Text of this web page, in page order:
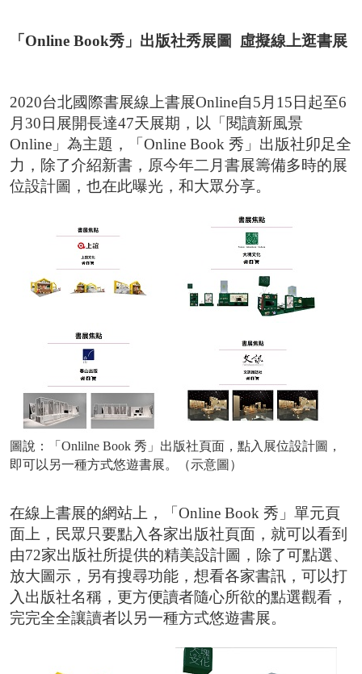
「Online Book秀」出版社秀展圖 虛擬線上逛書展
2020台北國際書展線上書展Online自5月15日起至6
月30日展開長達47天展期，以「閱讀新風景
Online」為主題，「Online Book 秀」出版社卯足全
力，除了介紹新書，原今年二月書展籌備多時的展
位設計圖，也在此曝光，和大眾分享。
圖說：「Onlilne Book 秀」出版社頁面，點入展位設計圖，
即可以另一種方式悠遊書展。（示意圖）
在線上書展的網站上，「Online Book 秀」單元頁
面上，民眾只要點入各家出版社頁面，就可以看到
由72家出版社所提供的精美設計圖，除了可點選、
放大圖示，另有搜尋功能，想看各家書訊，可以打
入出版社名稱，更方便讀者隨心所欲的點選觀看，
完完全全讓讀者以另一種方式悠遊書展。